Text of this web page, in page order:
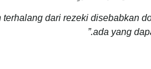
terhalang dari rezeki disebabkan
ada yang